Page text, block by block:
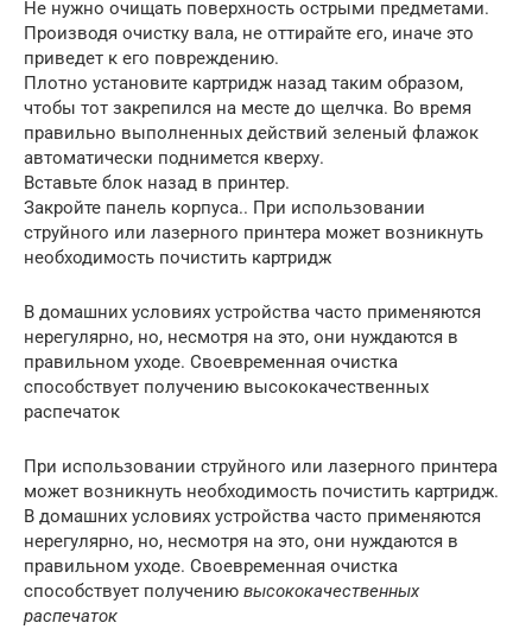
Не нужно очищать поверхность острыми предметами.
Производя очистку вала, не оттирайте его, иначе это
приведет к его повреждению.
Плотно установите картридж назад таким образом,
чтобы тот закрепился на месте до щелчка. Во время
правильно выполненных действий зеленый флажок
автоматически поднимется кверху.
Вставьте блок назад в принтер.
Закройте панель корпуса.. При использовании
струйного или лазерного принтера может возникнуть
необходимость почистить картридж
В домашних условиях устройства часто применяются
нерегулярно, но, несмотря на это, они нуждаются в
правильном уходе. Своевременная очистка
способствует получению высококачественных
распечаток
При использовании струйного или лазерного принтера
может возникнуть необходимость почистить картридж.
В домашних условиях устройства часто применяются
нерегулярно, но, несмотря на это, они нуждаются в
правильном уходе. Своевременная очистка
способствует получению высококачественных
распечаток